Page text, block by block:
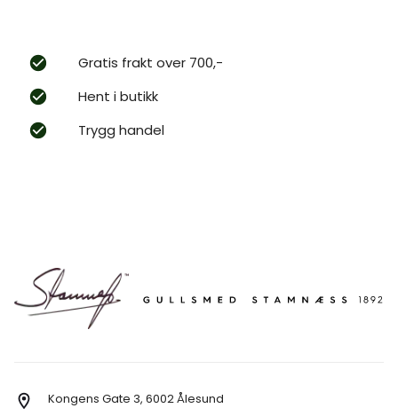
Gratis frakt over 700,-
Hent i butikk
Trygg handel
Kongens Gate 3, 6002 Ålesund